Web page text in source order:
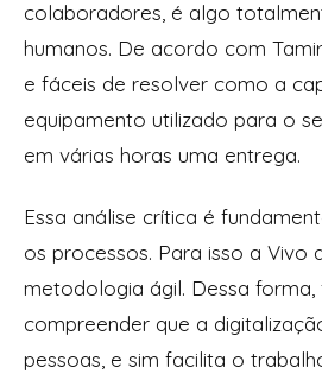
colaboradores, é algo
humanos. De acordo com
e fáceis de resolver como a
equipamento utilizado para o
em várias horas uma entrega.
Essa análise crítica é
os processos. Para isso a Vivo
metodologia ágil. Dessa forma,
compreender que a
pessoas, e sim facilita o